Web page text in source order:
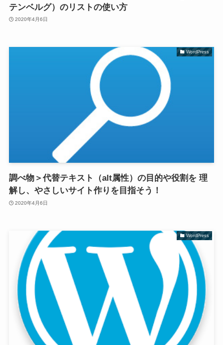
テンベルグ）のリストの使い方
2020年4月6日
WordPress
調べ物＞代替テキスト（alt属性）の目的や役割を 理
解し、やさしいサイト作りを目指そう！
2020年4月6日
WordPress